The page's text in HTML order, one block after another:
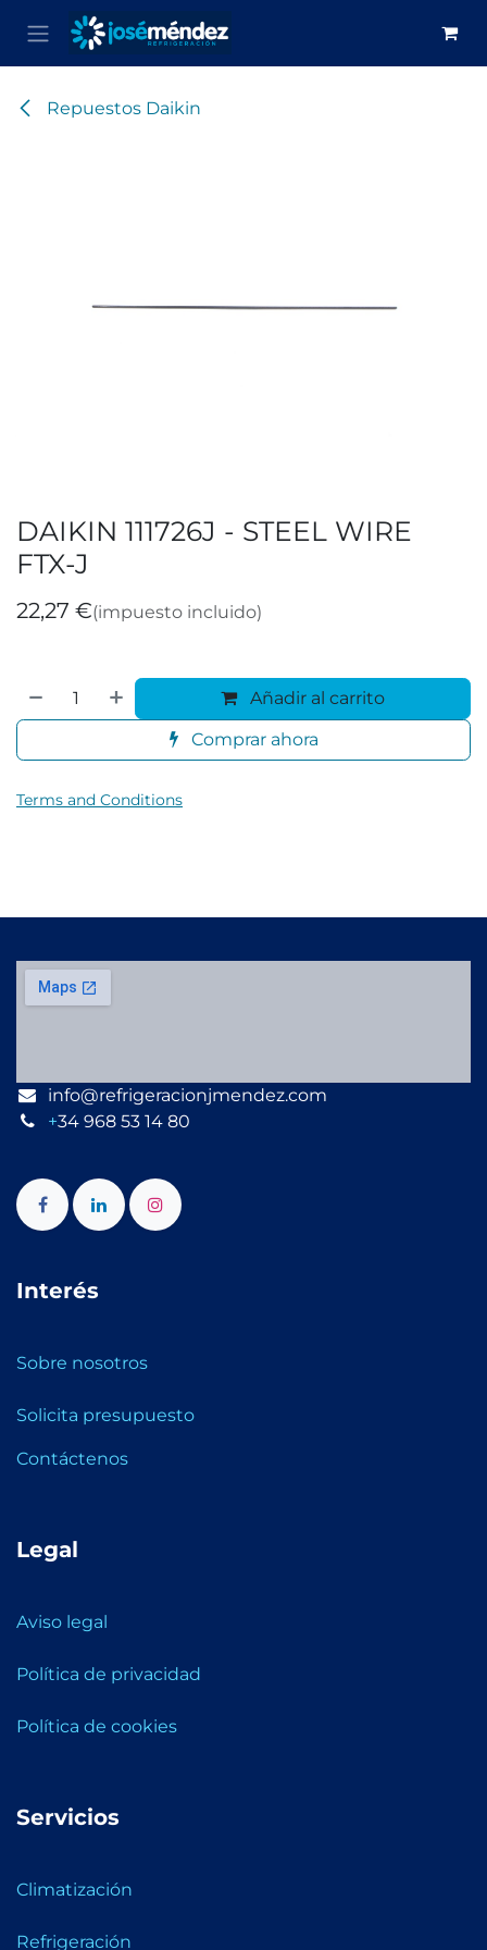
Ir al contenido
Repuestos Daikin
DAIKIN 111726J - STEEL WIRE
FTX-J
22,27 €(impuesto incluido)
Añadir al carrito
Comprar ahora
Terms and Conditions
info@refrigeracionjmendez.com
+34 968 53 14 80
Interés
Sobre nosotros
Solicita presupuesto
Contáctenos
Legal
Aviso legal
Política de privacidad
Política de cookies
Servicios
Climatización
Refrigeración